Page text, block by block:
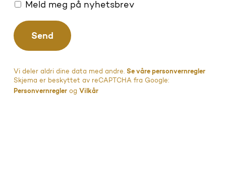
Meld meg på nyhetsbrev
Vi deler aldri dine data med andre. Se våre personvernregler
Skjema er beskyttet av reCAPTCHA fra Google:
Personvernreglerog Vilkår